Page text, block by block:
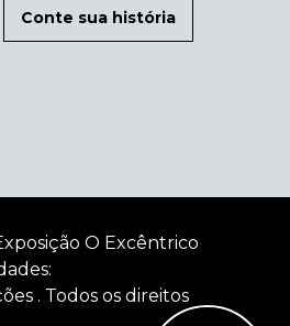
Conte sua história
O Excêntrico
. Todos os direitos